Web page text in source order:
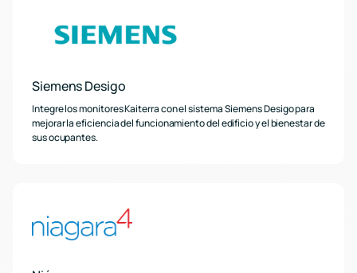
Siemens Desigo
Integre los monitores Kaiterra con el sistema Siemens Desigo para
mejorar la eficiencia del funcionamiento del edificio y el bienestar de
sus ocupantes.